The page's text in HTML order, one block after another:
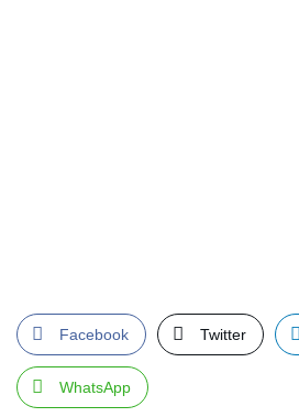
Facebook Twitter
WhatsApp